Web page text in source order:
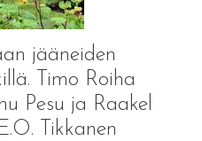
jääneiden
Timo Roiha
Pesu ja Raakel
Tikkanen